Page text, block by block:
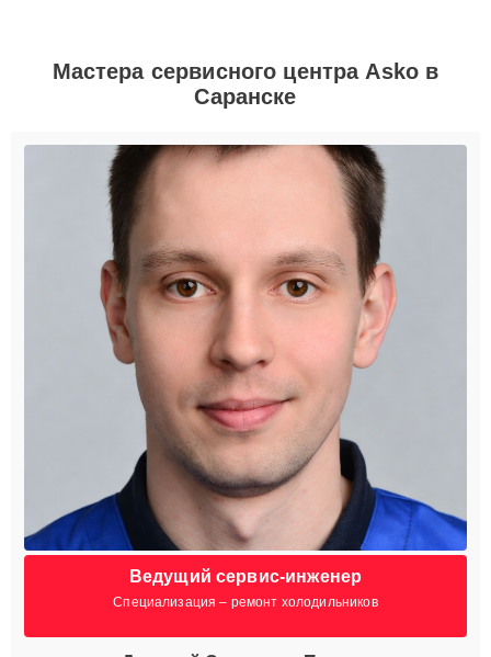
Мастера сервисного центра Asko в
Саранске
Ведущий сервис-инженер
Специализация – ремонт холодильников